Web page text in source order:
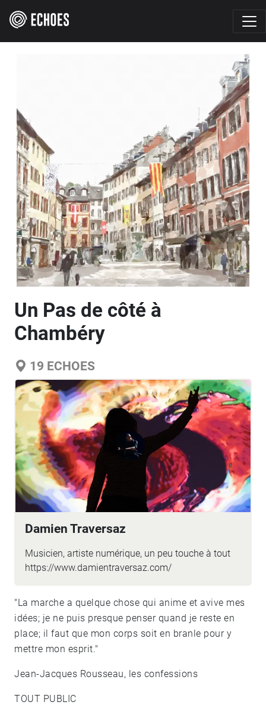
Un Pas de côté à
Chambéry
19 ECHOES
Damien Traversaz
Musicien, artiste numérique, un peu touche à tout
https://www.damientraversaz.com/
"La marche a quelque chose qui anime et avive mes
idées; je ne puis presque penser quand je reste en
place; il faut que mon corps soit en branle pour y
mettre mon esprit."
Jean-Jacques Rousseau, les confessions
TOUT PUBLIC